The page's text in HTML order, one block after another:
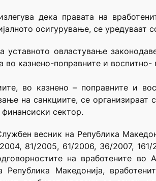
дека правата на
осигурување, се уредуваат
овластување
казнено-поправните и воспитно-
во казнено – поправните и
на санкциите, се организираат
сектор.
весник на Република
81/2005, 61/2006, 36/2007,
на вработените во
Македонија,